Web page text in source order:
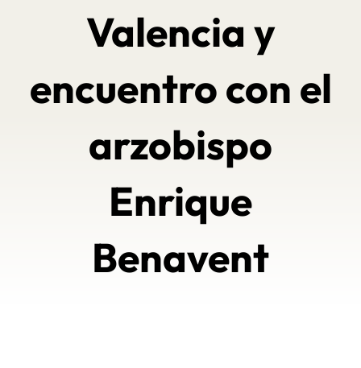
Valencia y
encuentro con el
arzobispo
Enrique
Benavent